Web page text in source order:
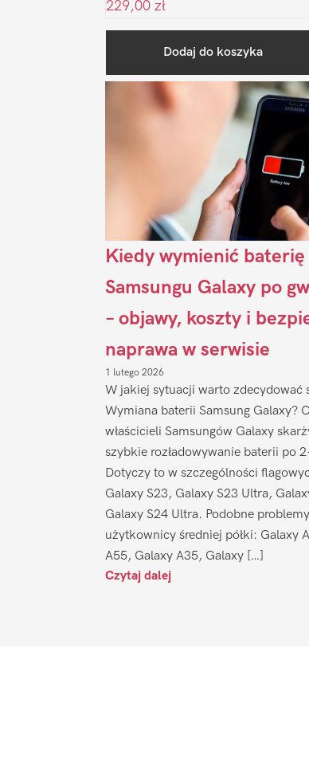
229,00 zł
Dodaj do koszyka
Kiedy wymienić baterię
Samsungu Galaxy po
– objawy, koszty i
naprawa w serwisie
1 lutego 2026
W jakiej sytuacji warto zdecydować
Wymiana baterii Samsung Galaxy?
właścicieli Samsungów Galaxy
szybkie rozładowywanie baterii po
Dotyczy to w szczególności
Galaxy S23, Galaxy S23 Ultra,
Galaxy S24 Ultra. Podobne
użytkownicy średniej półki: Galaxy
A55, Galaxy A35, Galaxy […]
Czytaj dalej